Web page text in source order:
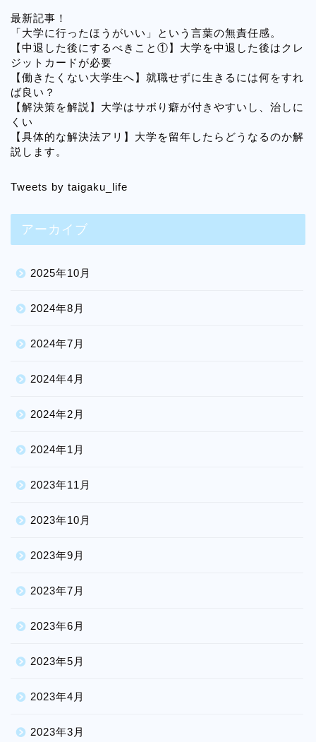
最新記事！
「大学に行ったほうがいい」という言葉の無責任感。
【中退した後にするべきこと①】大学を中退した後はクレ
ジットカードが必要
【働きたくない大学生へ】就職せずに生きるには何をすれ
ば良い？
【解決策を解説】大学はサボり癖が付きやすいし、治しに
くい
【具体的な解決法アリ】大学を留年したらどうなるのか解
説します。
Tweets by taigaku_life
アーカイブ
2025年10月
2024年8月
2024年7月
2024年4月
2024年2月
2024年1月
2023年11月
2023年10月
2023年9月
2023年7月
2023年6月
2023年5月
2023年4月
2023年3月